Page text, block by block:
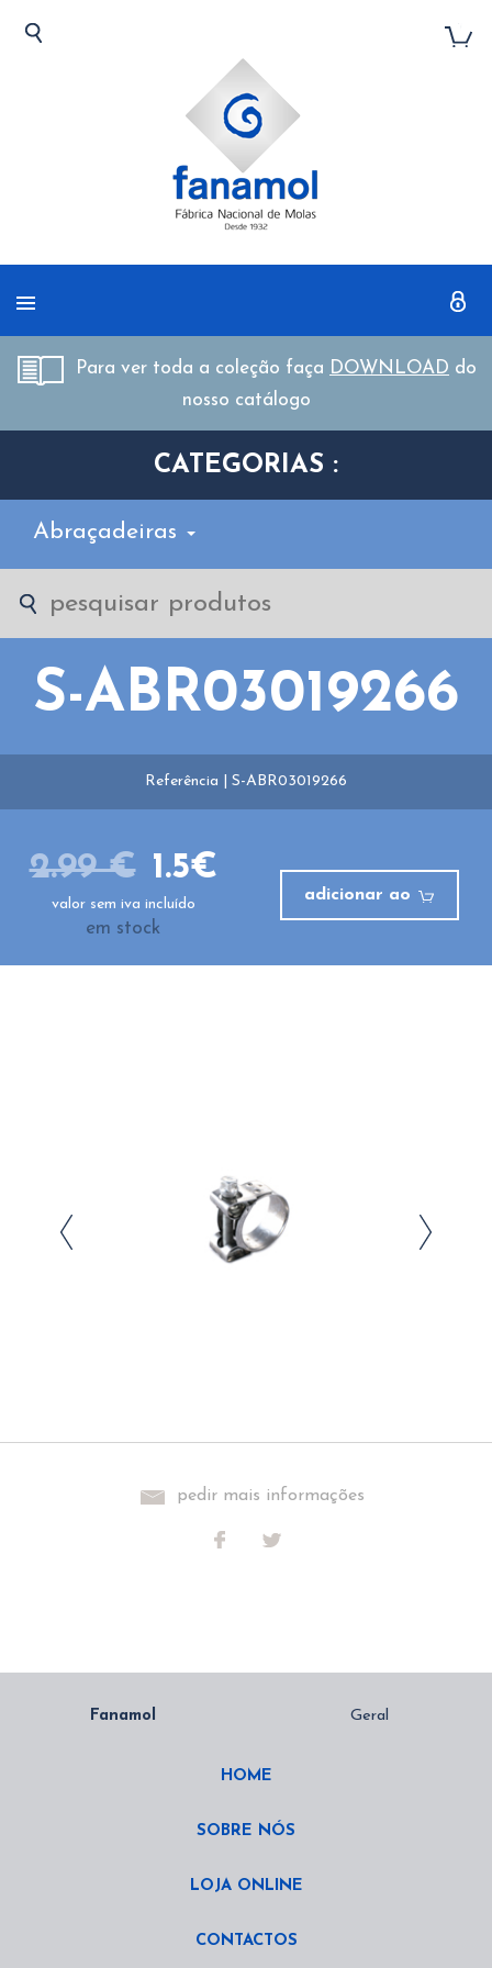
Para ver toda a coleção faça DOWNLOAD do
nosso catálogo
CATEGORIAS :
Abraçadeiras
S-ABR03019266
Referência | S-ABR03019266
2.99 € 1.5€
valor sem iva incluído
em stock
adicionar ao
pedir mais informações
HOME
SOBRE NÓS
LOJA ONLINE
CONTACTOS